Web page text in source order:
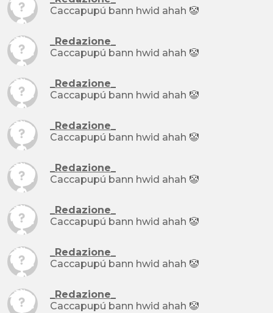
Caccapupú bann hwid ahah 🤡
_Redazione_
Caccapupú bann hwid ahah 🤡
_Redazione_
Caccapupú bann hwid ahah 🤡
_Redazione_
Caccapupú bann hwid ahah 🤡
_Redazione_
Caccapupú bann hwid ahah 🤡
_Redazione_
Caccapupú bann hwid ahah 🤡
_Redazione_
Caccapupú bann hwid ahah 🤡
_Redazione_
Caccapupú bann hwid ahah 🤡